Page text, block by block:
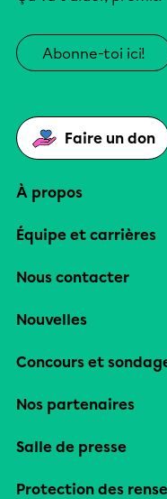
Abonne-toi ici!
Faire un don
À propos
Équipe et carrières
Nous contacter
Nouvelles
Concours et
Nos partenaires
Salle de presse
Protection des